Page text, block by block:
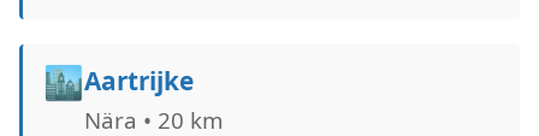
🏙️Aartrijke
Nära • 20 km